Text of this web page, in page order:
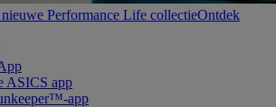
Performance Life collectieOntdek
ASICS app
app